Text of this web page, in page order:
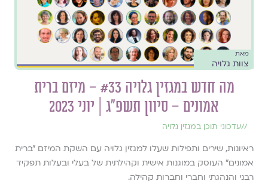
מאת
צוות גלויה
מה חדש במגזין גלויה #33 – מיזם ברית
אמונים – סיוון תשפ״ג | יוני 2023
//עדכוני תוכן במגזין גלויה
ראיונות, שירים ותפילות שעלו למגזין גלויה עם השקת המיזם ״ברית
אמונים״ העוסק במוגנות אישית וקהילתית של בעלי ובעלות תפקיד
רבני והנהגתי וחברי וחברות קהילה.